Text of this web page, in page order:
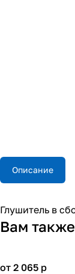
Описание
Глушитель в
Вам
от 2 065 p